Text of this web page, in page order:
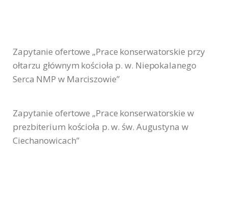
Zapytanie ofertowe „Prace konserwatorskie przy
ołtarzu głównym kościoła p. w. Niepokalanego
Serca NMP w Marciszowie”
Zapytanie ofertowe „Prace konserwatorskie w
prezbiterium kościoła p. w. św. Augustyna w
Ciechanowicach”